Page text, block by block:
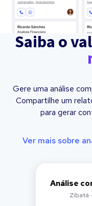
Análise
Zibatá
Saiba o
Gere uma análise
Compartilhe um
para gerar
Ver mais sobre